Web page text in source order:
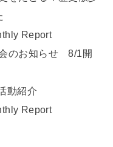
Report
のお知らせ 8/1開
動紹介
Report